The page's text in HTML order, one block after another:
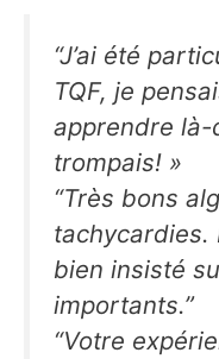
“J’ai été
TQF, je
apprendre là-
trompais! »
“Très bons
tachycardies.
bien insisté
importants.”
“Votre